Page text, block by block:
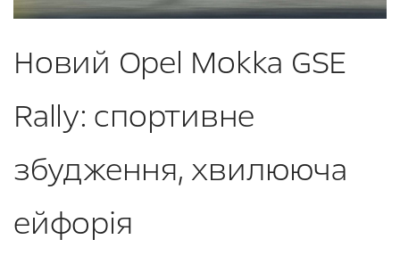
Новий Opel Mokka GSE
Rally: спортивне
збудження, хвилююча
ейфорія